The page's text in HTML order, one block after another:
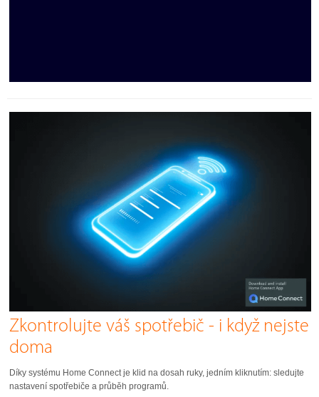
Zkontrolujte váš spotřebič - i když nejste
doma
Díky systému Home Connect je klid na dosah ruky, jedním kliknutím: sledujte
nastavení spotřebiče a průběh programů.